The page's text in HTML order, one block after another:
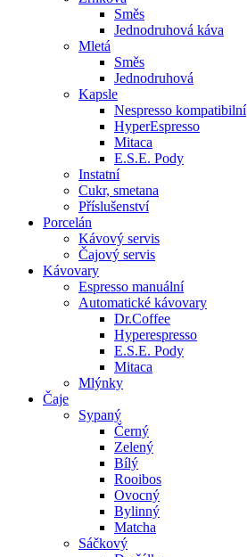
Směs
Jednodruhová káva
Mletá
Směs
Jednodruhová
Kapsle
Nespresso kompatibilní
HyperEspresso
Mitaca
E.S.E. Pody
Instatní
Cukr, smetana
Příslušenství
Porcelán
Kávový servis
Čajový servis
Kávovary
Espresso manuální
Automatické kávovary
Dr.Coffee
Hyperespresso
E.S.E. Pody
Mitaca
Mlýnky
Čaje
Sypaný
Černý
Zelený
Bílý
Rooibos
Ovocný
Bylinný
Matcha
Sáčkový